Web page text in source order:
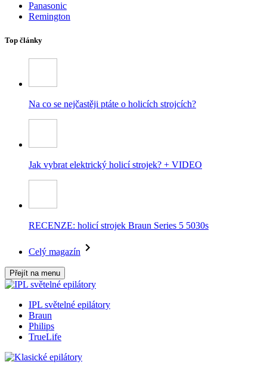
Panasonic
Remington
Top články
Na co se nejčastěji ptáte o holicích strojcích?
Jak vybrat elektrický holicí strojek? + VIDEO
RECENZE: holicí strojek Braun Series 5 5030s
Celý magazín
Přejít na menu
IPL světelné epilátory
Braun
Philips
TrueLife